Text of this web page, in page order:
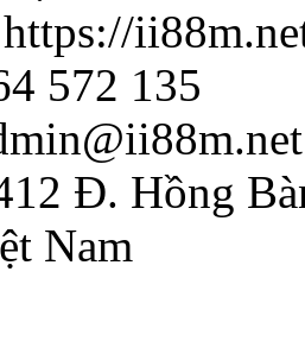
572 135
Đ. Hồng
Nam